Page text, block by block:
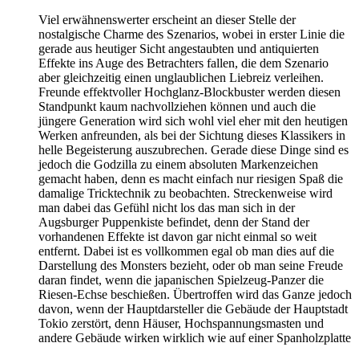
Viel erwähnenswerter erscheint an dieser Stelle der
nostalgische Charme des Szenarios, wobei in erster Linie die
gerade aus heutiger Sicht angestaubten und antiquierten
Effekte ins Auge des Betrachters fallen, die dem Szenario
aber gleichzeitig einen unglaublichen Liebreiz verleihen.
Freunde effektvoller Hochglanz-Blockbuster werden diesen
Standpunkt kaum nachvollziehen können und auch die
jüngere Generation wird sich wohl viel eher mit den heutigen
Werken anfreunden, als bei der Sichtung dieses Klassikers in
helle Begeisterung auszubrechen. Gerade diese Dinge sind es
jedoch die Godzilla zu einem absoluten Markenzeichen
gemacht haben, denn es macht einfach nur riesigen Spaß die
damalige Tricktechnik zu beobachten. Streckenweise wird
man dabei das Gefühl nicht los das man sich in der
Augsburger Puppenkiste befindet, denn der Stand der
vorhandenen Effekte ist davon gar nicht einmal so weit
entfernt. Dabei ist es vollkommen egal ob man dies auf die
Darstellung des Monsters bezieht, oder ob man seine Freude
daran findet, wenn die japanischen Spielzeug-Panzer die
Riesen-Echse beschießen. Übertroffen wird das Ganze jedoch
davon, wenn der Hauptdarsteller die Gebäude der Hauptstadt
Tokio zerstört, denn Häuser, Hochspannungsmasten und
andere Gebäude wirken wirklich wie auf einer Spanholzplatte